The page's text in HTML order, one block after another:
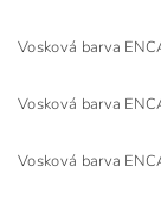
Vosková barva
Vosková barva
Vosková barva